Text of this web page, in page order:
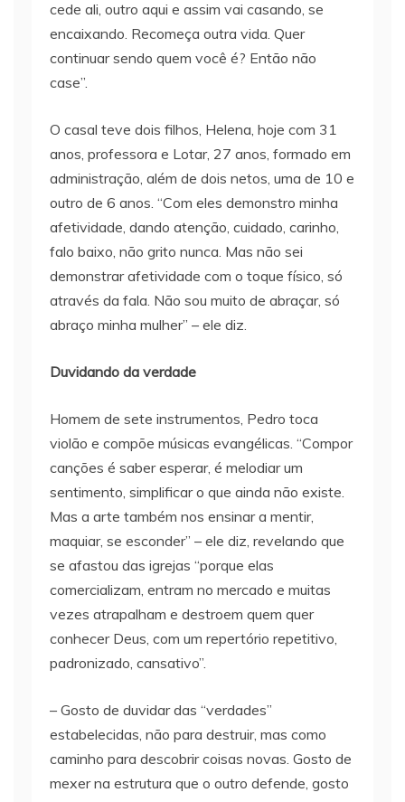
cede ali, outro aqui e assim vai casando, se
encaixando. Recomeça outra vida. Quer
continuar sendo quem você é? Então não
case”.
O casal teve dois filhos, Helena, hoje com 31
anos, professora e Lotar, 27 anos, formado em
administração, além de dois netos, uma de 10 e
outro de 6 anos. “Com eles demonstro minha
afetividade, dando atenção, cuidado, carinho,
falo baixo, não grito nunca. Mas não sei
demonstrar afetividade com o toque físico, só
através da fala. Não sou muito de abraçar, só
abraço minha mulher” – ele diz.
Duvidando da verdade
Homem de sete instrumentos, Pedro toca
violão e compõe músicas evangélicas. “Compor
canções é saber esperar, é melodiar um
sentimento, simplificar o que ainda não existe.
Mas a arte também nos ensinar a mentir,
maquiar, se esconder” – ele diz, revelando que
se afastou das igrejas “porque elas
comercializam, entram no mercado e muitas
vezes atrapalham e destroem quem quer
conhecer Deus, com um repertório repetitivo,
padronizado, cansativo”.
– Gosto de duvidar das “verdades”
estabelecidas, não para destruir, mas como
caminho para descobrir coisas novas. Gosto de
mexer na estrutura que o outro defende, gosto